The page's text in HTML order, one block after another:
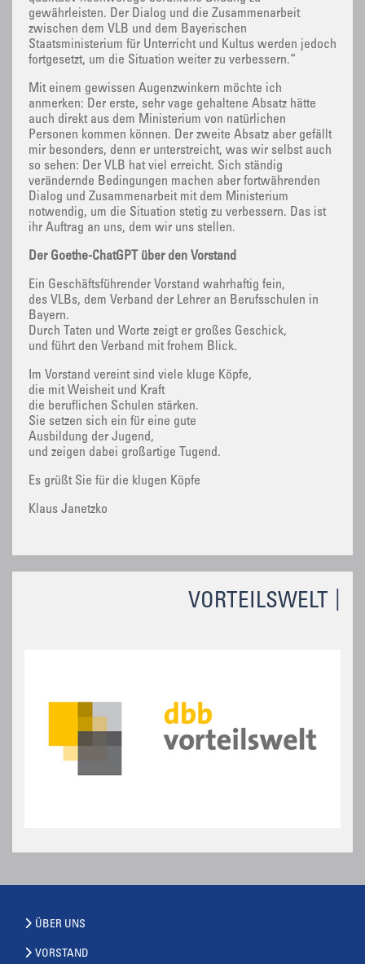
VORTEILSWELT
gewährleisten. Der Dialog und die Zusammenarbeit
zwischen dem VLB und dem Bayerischen
Staatsministerium für Unterricht und Kultus werden jedoch
fortgesetzt, um die Situation weiter zu verbessern.“
Mit einem gewissen Augenzwinkern möchte ich
anmerken: Der erste, sehr vage gehaltene Absatz hätte
auch direkt aus dem Ministerium von natürlichen
Personen kommen können. Der zweite Absatz aber gefällt
mir besonders, denn er unterstreicht, was wir selbst auch
so sehen: Der VLB hat viel erreicht. Sich ständig
verändernde Bedingungen machen aber fortwährenden
Dialog und Zusammenarbeit mit dem Ministerium
notwendig, um die Situation stetig zu verbessern. Das ist
ihr Auftrag an uns, dem wir uns stellen.
Der Goethe-ChatGPT über den Vorstand
Ein Geschäftsführender Vorstand wahrhaftig fein,
des VLBs, dem Verband der Lehrer an Berufsschulen in
Bayern.
Durch Taten und Worte zeigt er großes Geschick,
und führt den Verband mit frohem Blick.
Im Vorstand vereint sind viele kluge Köpfe,
die mit Weisheit und Kraft
die beruflichen Schulen stärken.
Sie setzen sich ein für eine gute
Ausbildung der Jugend,
und zeigen dabei großartige Tugend.
Es grüßt Sie für die klugen Köpfe
Klaus Janetzko
ÜBER UNS
VORSTAND